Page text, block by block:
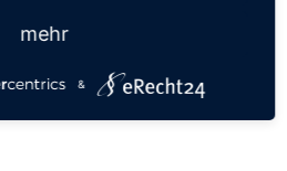
mehr
&